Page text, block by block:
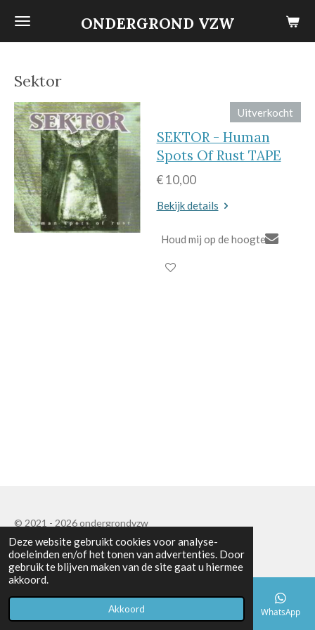
Deze website gebruikt cookies voor analyse-
doeleinden en/of het tonen van advertenties. Door
gebruik te blijven maken van de site gaat u hiermee
akkoord.
Akkoord
Ga
ONDERGROND VZW
Sektor
Uitverkocht
SEKTOR - Human
Spots Of Rust TAPE
€ 10,00
Bekijk details
Houd mij op de hoogte
© 2021 - 2026 ondergrondvzw
Powered byJouwWeb
Telefoonnummer WhatsApp